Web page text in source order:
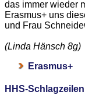
das immer wieder
Erasmus+ uns
und Frau
(Linda Hänsch 8g)
Erasmus+
HHS-Schlagzeilen